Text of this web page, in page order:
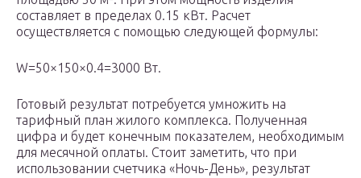
составляет в пределах 0.15 кВт. Расчет
осуществляется с помощью следующей формулы:
W=50×150×0.4=3000 Вт.
Готовый результат потребуется умножить на
тарифный план жилого комплекса. Полученная
цифра и будет конечным показателем, необходимым
для месячной оплаты. Стоит заметить, что при
использовании счетчика «Ночь-День», результат